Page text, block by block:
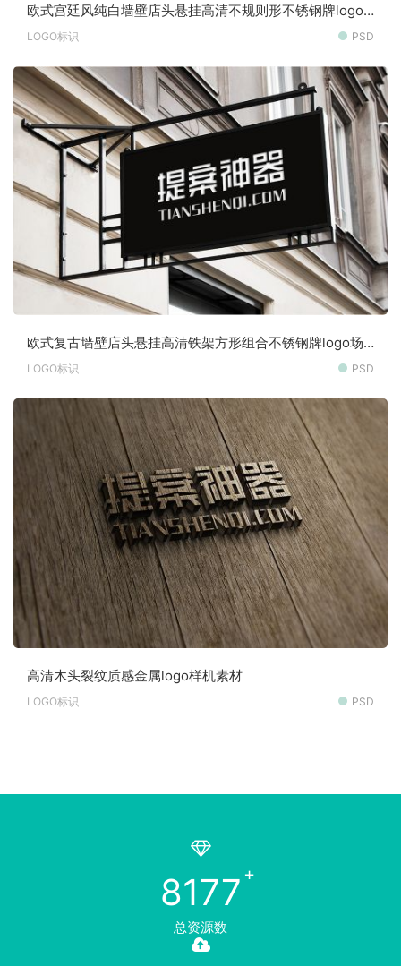
欧式宫廷风纯白墙壁店头悬挂高清不规则形不锈钢牌logo
场景样机素材
LOGO标识 PSD
欧式复古墙壁店头悬挂高清铁架方形组合不锈钢牌logo场
景样机素材
LOGO标识 PSD
高清木头裂纹质感金属logo样机素材
LOGO标识 PSD
8177
总资源数